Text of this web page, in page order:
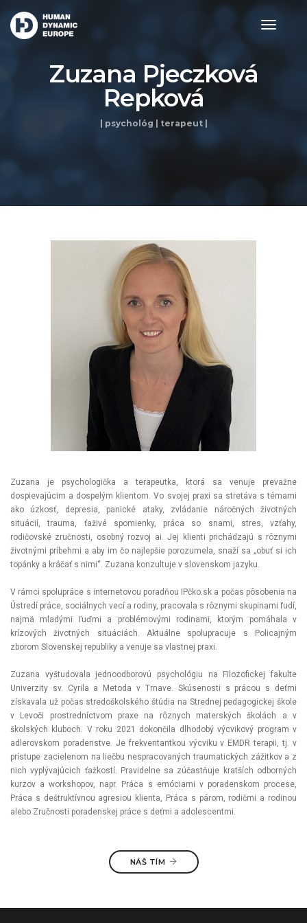
toggle
Zuzana Pjeczková
Repková
| psychológ | terapeut |
Zuzana je psychologička a terapeutka, ktorá sa venuje prevažne
dospievajúcim a dospelým klientom. Vo svojej praxi sa stretáva s témami
ako úzkosť, depresia, panické ataky, zvládanie náročných životných
situácií, trauma, ťaživé spomienky, práca so snami, stres, vzťahy,
rodičovské zručnosti, osobný rozvoj ai. Jej klienti prichádzajú s rôznymi
životnými príbehmi a aby im čo najlepšie porozumela, snaží sa „obuť si ich
topánky a kráčať s nimi“. Zuzana konzultuje v slovenskom jazyku.
V rámci spolupráce s internetovou poradňou IPčko.sk a počas pôsobenia na
Ústredí práce, sociálnych vecí a rodiny, pracovala s rôznymi skupinami ľudí,
najmä mladými ľuďmi a problémovými rodinami, ktorým pomáhala v
krízových životných situáciách. Aktuálne spolupracuje s Policajným
zborom Slovenskej republiky a venuje sa vlastnej praxi.
Zuzana vyštudovala jednoodborovú psychológiu na Filozofickej fakulte
Univerzity sv. Cyrila a Metoda v Trnave. Skúsenosti s prácou s deťmi
získavala už počas stredoškolského štúdia na Strednej pedagogickej škole
v Levoči prostredníctvom praxe na rôznych materských školách a v
školských kluboch. V roku 2021 dokončila dlhodobý výcvikový program v
adlerovskom poradenstve. Je frekventantkou výcviku v EMDR terapii, tj. v
prístupe zacielenom na liečbu nespracovaných traumatických zážitkov a z
nich vyplývajúcich ťažkostí. Pravidelne sa zúčastňuje kratších odborných
kurzov a workshopov, napr. Práca s emóciami v poradenskom procese,
Práca s deštruktívnou agresiou klienta, Práca s párom, rodičmi a rodinou
alebo Zručnosti poradenskej práce s deťmi a adolescentmi.
NÁŠ TÍM